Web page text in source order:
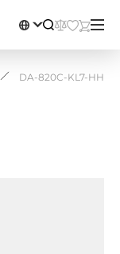
DA-820C-KL7-HH